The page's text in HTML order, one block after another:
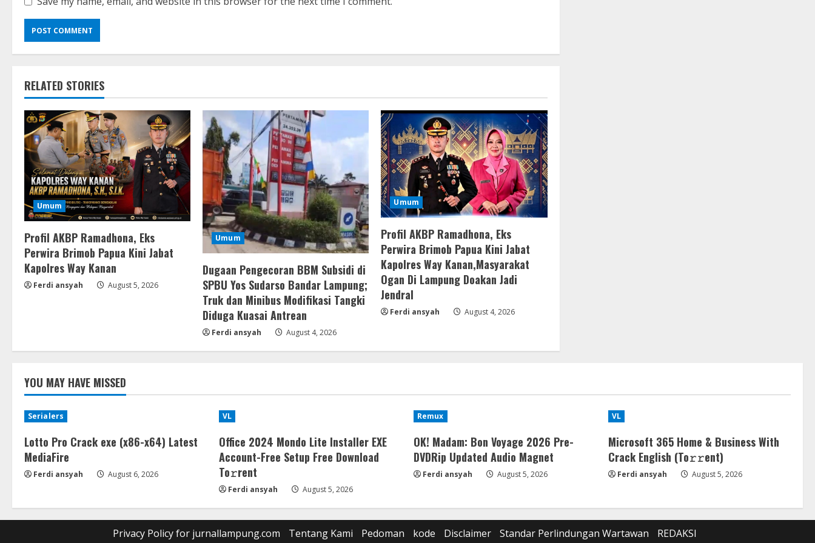
RELATED STORIES
Umum
Profil AKBP Ramadhona, Eks
Perwira Brimob Papua Kini Jabat
Kapolres Way Kanan
Ferdi ansyah August 5, 2026
Umum
Dugaan Pengecoran BBM Subsidi di
SPBU Yos Sudarso Bandar Lampung;
Truk dan Minibus Modifikasi Tangki
Diduga Kuasai Antrean
Ferdi ansyah August 4, 2026
Umum
Profil AKBP Ramadhona, Eks
Perwira Brimob Papua Kini Jabat
Kapolres Way Kanan,Masyarakat
Ogan Di Lampung Doakan Jadi
Jendral
Ferdi ansyah August 4, 2026
YOU MAY HAVE MISSED
Serialers
Lotto Pro Crack exe (x86-x64) Latest
MediaFire
Ferdi ansyah August 6, 2026
VL
Office 2024 Mondo Lite Installer EXE
Account-Free Setup Frее Download
To𝚛rent
Ferdi ansyah August 5, 2026
Remux
OK! Madam: Bon Voyage 2026 Pre-
DVDRip Updated Audio Magnet
Ferdi ansyah August 5, 2026
VL
Microsoft 365 Home & Business With
Crack English (To𝚛𝚛еnt)
Ferdi ansyah August 5, 2026
Privacy Policy for jurnallampung.com Tentang Kami Pedoman kode Disclaimer Standar Perlindungan Wartawan REDAKSI